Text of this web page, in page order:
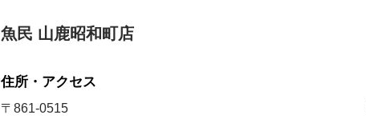
魚民 山鹿昭和町店
住所・アクセス
〒861-0515